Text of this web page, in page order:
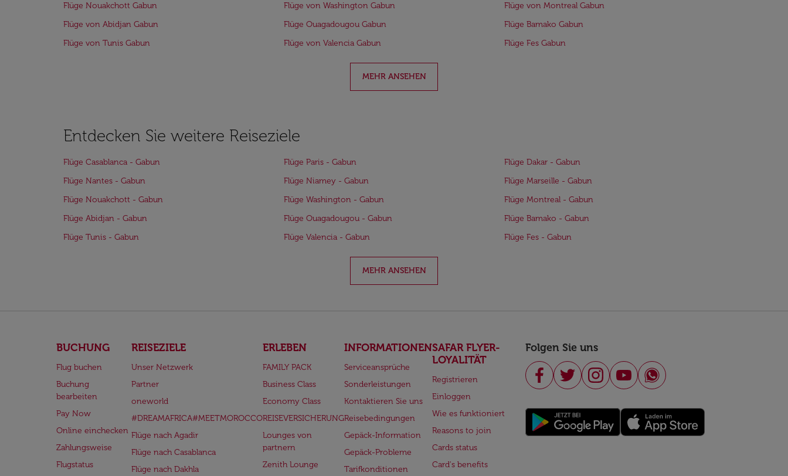
Flüge Nouakchott Gabun
Flüge von Washington Gabun
Flüge von Montreal Gabun
Flüge von Abidjan Gabun
Flüge Ouagadougou Gabun
Flüge Bamako Gabun
Flüge von Tunis Gabun
Flüge von Valencia Gabun Flüge Fes Gabun
MEHR ANSEHEN
Entdecken Sie weitere Reiseziele
Flüge Casablanca - Gabun Flüge Paris - Gabun
Flüge Dakar - Gabun
Flüge Nantes - Gabun
Flüge Niamey - Gabun
Flüge Marseille - Gabun
Flüge Nouakchott - Gabun
Flüge Washington - Gabun
Flüge Montreal - Gabun
Flüge Abidjan - Gabun
Flüge Ouagadougou - Gabun
Flüge Bamako - Gabun
Flüge Tunis - Gabun
Flüge Valencia - Gabun Flüge Fes - Gabun
MEHR ANSEHEN
BUCHUNG
Flug buchen
Buchung
bearbeiten
Pay Now
Online einchecken
Zahlungsweise
Flugstatus
REISEZIELE
Unser Netzwerk
Partner
oneworld
#DREAMAFRICA#MEETMOROCCO
Flüge nach Agadir
Flüge nach Casablanca
Flüge nach Dakhla
ERLEBEN
FAMILY PACK
Business Class
Economy Class
REISEVERSICHERUNG
Lounges von
partnern
Zenith Lounge
INFORMATIONEN
Serviceansprüche
Sonderleistungen
Kontaktieren Sie uns
Reisebedingungen
Gepäck-Information
Gepäck-Probleme
Tarifkonditionen
SAFAR FLYER-
LOYALITÄT
Registrieren
Einloggen
Wie es funktioniert
Reasons to join
Cards status
Card's benefits
Folgen Sie uns